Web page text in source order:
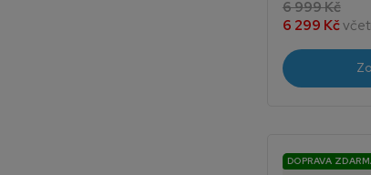
6 999 Kč
6 299 Kč
DOPRAVA